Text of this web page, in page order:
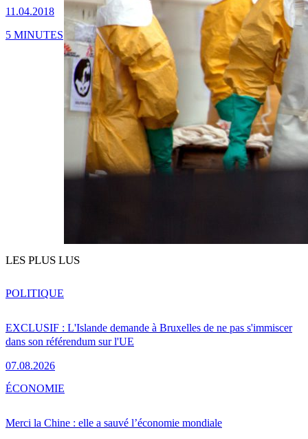
11.04.2018
5 MINUTES
LES PLUS LUS
EXCLUSIF : L'Islande demande à Bruxelles de ne pas s'immiscer
dans son référendum sur l'UE
07.08.2026
POLITIQUE
Merci la Chine : elle a sauvé l’économie mondiale
ÉCONOMIE